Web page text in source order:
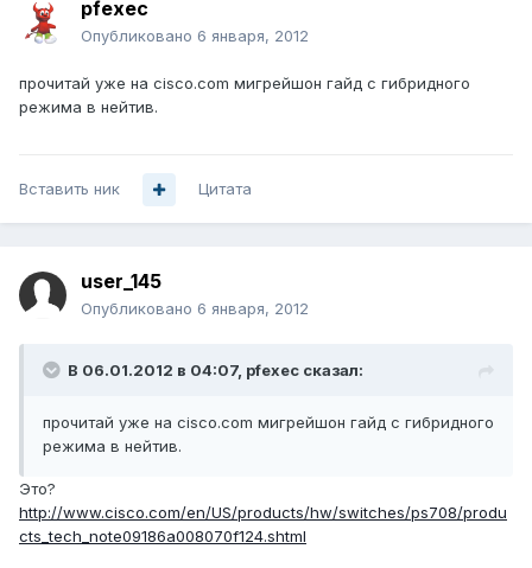
pfexec
Опубликовано 6 января, 2012
прочитай уже на cisco.com мигрейшон гайд с гибридного
режима в нейтив.
Вставить ник Цитата
user_145
Опубликовано 6 января, 2012
В 06.01.2012 в 04:07, pfexec сказал:
прочитай уже на cisco.com мигрейшон гайд с гибридного
режима в нейтив.
Это?
http://www.cisco.com/en/US/products/hw/switches/ps708/produ
cts_tech_note09186a008070f124.shtml